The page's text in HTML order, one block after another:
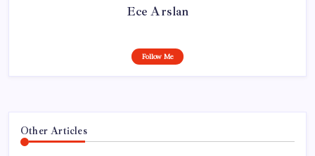
Ece Arslan
Follow Me
Other Articles